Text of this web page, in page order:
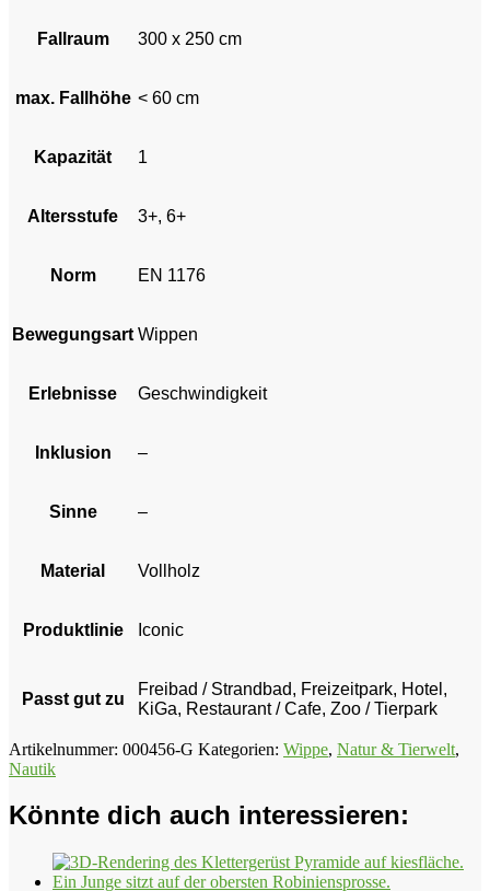
Fallraum 300 x 250 cm
max. Fallhöhe < 60 cm
Kapazität 1
Altersstufe 3+, 6+
Norm EN 1176
Bewegungsart Wippen
Erlebnisse Geschwindigkeit
Inklusion –
Sinne –
Material Vollholz
Produktlinie Iconic
Passt gut zu
Freibad / Strandbad, Freizeitpark, Hotel,
KiGa, Restaurant / Cafe, Zoo / Tierpark
Artikelnummer: 000456-G Kategorien: Wippe, Natur & Tierwelt,
Nautik
Könnte dich auch interessieren: